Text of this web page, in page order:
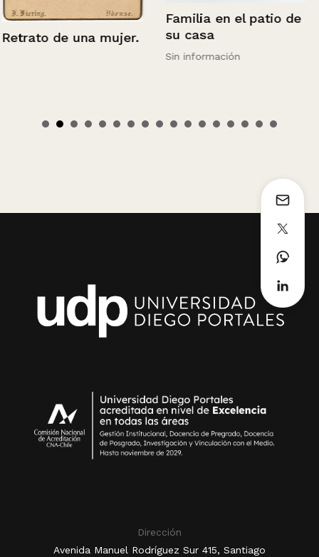
Retrato de una mujer.
Familia en el patio de
su casa
Sin información
Dirección
Avenida Manuel Rodríguez Sur 415, Santiago